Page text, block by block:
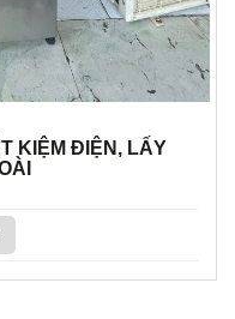
KIỆM ĐIỆN, LẤY